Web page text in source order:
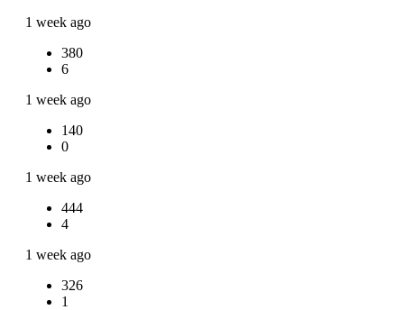
1 week ago
380
6
1 week ago
140
0
1 week ago
444
4
1 week ago
326
1